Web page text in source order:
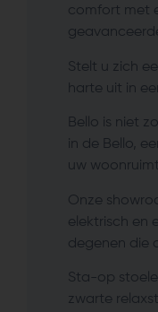
comfort met
Stelt u zich
harte uit in
Bello is niet
in de Bello,
uw
Onze
elektrisch en
degenen die
Sta-op
zwarte